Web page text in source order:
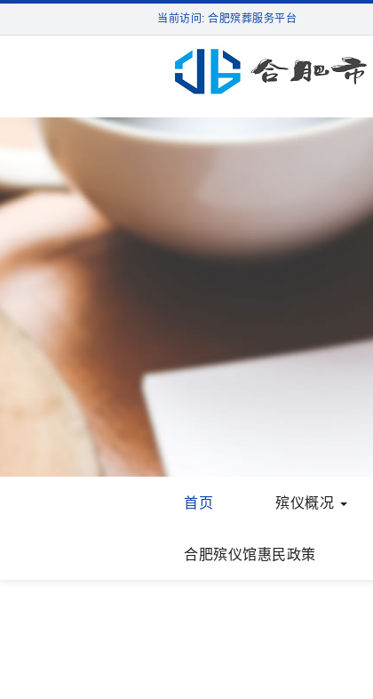
当前访问: 合肥殡葬服务平台
首页 殡仪概况
合肥殡仪馆惠民政策